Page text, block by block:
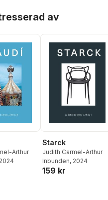
av
Arthur
Starck
Judith Carmel-Arthur
Inbunden, 2024
159 kr